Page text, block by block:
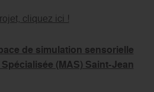
cliquez ici !
de simulation sensorielle
(MAS) Saint-Jean